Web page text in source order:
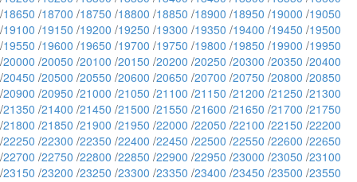
/18650 /18700 /18750 /18800 /18850 /18900 /18950 /19000 /19050
/19100 /19150 /19200 /19250 /19300 /19350 /19400 /19450 /19500
/19550 /19600 /19650 /19700 /19750 /19800 /19850 /19900 /19950
/20000 /20050 /20100 /20150 /20200 /20250 /20300 /20350 /20400
/20450 /20500 /20550 /20600 /20650 /20700 /20750 /20800 /20850
/20900 /20950 /21000 /21050 /21100 /21150 /21200 /21250 /21300
/21350 /21400 /21450 /21500 /21550 /21600 /21650 /21700 /21750
/21800 /21850 /21900 /21950 /22000 /22050 /22100 /22150 /22200
/22250 /22300 /22350 /22400 /22450 /22500 /22550 /22600 /22650
/22700 /22750 /22800 /22850 /22900 /22950 /23000 /23050 /23100
/23150 /23200 /23250 /23300 /23350 /23400 /23450 /23500 /23550